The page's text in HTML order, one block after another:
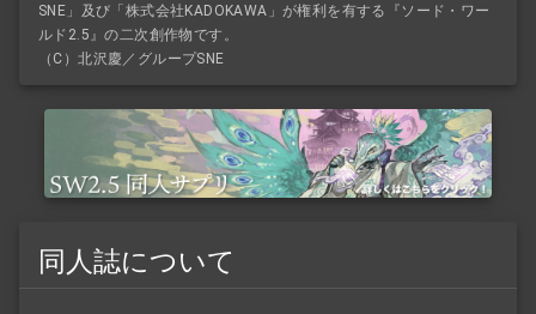
SNE」及び「株式会社KADOKAWA」が権利を有する『ソード・ワー
ルド2.5』の二次創作物です。
（C）北沢慶／グループSNE
同人誌について